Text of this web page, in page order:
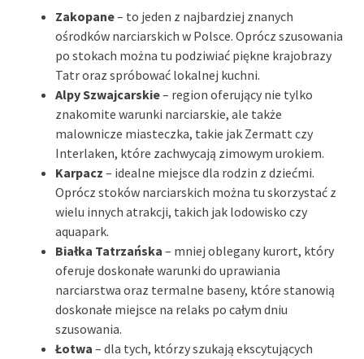
Zakopane– to jeden z najbardziej znanych
ośrodków narciarskich w Polsce. Oprócz szusowania
po stokach można tu podziwiać piękne krajobrazy
Tatr oraz spróbować lokalnej kuchni.
Alpy Szwajcarskie– region oferujący nie tylko
znakomite warunki narciarskie, ale także
malownicze miasteczka, takie jak Zermatt czy
Interlaken, które zachwycają zimowym urokiem.
Karpacz – idealne miejsce dla rodzin z dziećmi.
Oprócz stoków narciarskich można tu skorzystać z
wielu innych atrakcji, takich jak lodowisko czy
aquapark.
Białka Tatrzańska – mniej oblegany kurort, który
oferuje doskonałe warunki do uprawiania
narciarstwa oraz termalne baseny, które stanowią
doskonałe miejsce na relaks po całym dniu
szusowania.
Łotwa – dla tych, którzy szukają ekscytujących